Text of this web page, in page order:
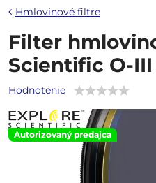
Autorizovaný predajca
Hmlovinové filtre
Filter
Scientific O-
Hodnotenie